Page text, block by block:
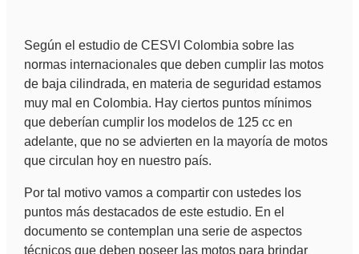
Según el estudio de CESVI Colombia sobre las
normas internacionales que deben cumplir las motos
de baja cilindrada, en materia de seguridad estamos
muy mal en Colombia. Hay ciertos puntos mínimos
que deberían cumplir los modelos de 125 cc en
adelante, que no se advierten en la mayoría de motos
que circulan hoy en nuestro país.
Por tal motivo vamos a compartir con ustedes los
puntos más destacados de este estudio. En el
documento se contemplan una serie de aspectos
técnicos que deben poseer las motos para brindar